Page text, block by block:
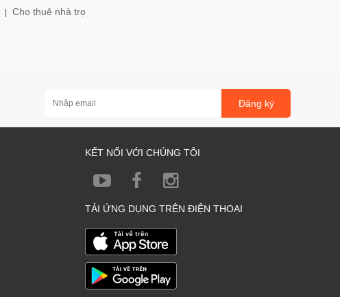
Cho thuê nhà trọ
Đăng ký
KẾT NỐI VỚI CHÚNG TÔI
TẢI ỨNG DỤNG TRÊN ĐIỆN THOẠI